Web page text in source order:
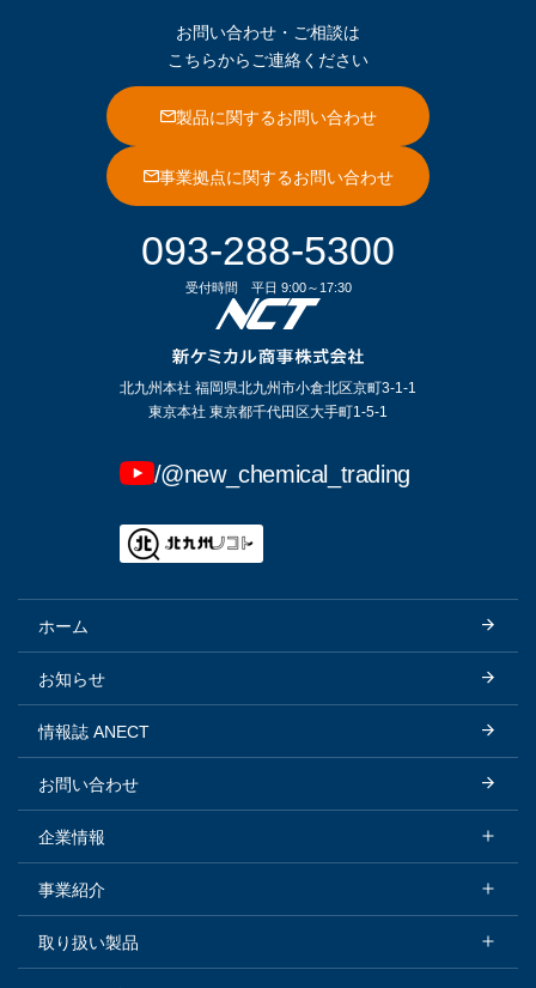
お問い合わせ・ご相談は
こちらからご連絡ください
製品に関するお問い合わせ
事業拠点に関するお問い合わせ
093-288-5300
受付時間 平日 9:00～17:30
北九州本社 福岡県北九州市小倉北区京町3-1-1
東京本社 東京都千代田区大手町1-5-1
/@new_chemical_trading
ホーム
お知らせ
情報誌 ANECT
お問い合わせ
企業情報
企業情報トップ
会社概要
事業紹介
事業紹介トップ
取り扱い製品